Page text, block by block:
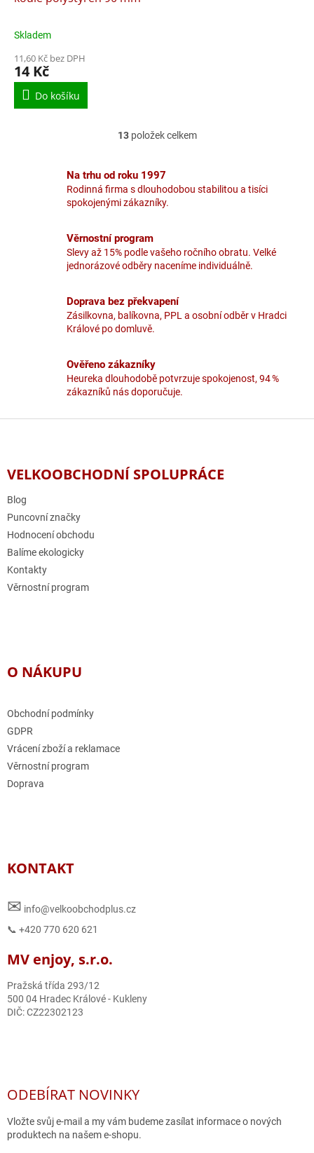
Průměrné
produktu
je
5,0
Skladem
11,60 Kč bez DPH
14 Kč
Do košíku
O
l
á
d
a
p
r
v
y
v
u
13položek celkem
Na trhu od roku 1997
Rodinná firma s dlouhodobou stabilitou a tisíci
spokojenými zákazníky.
Věrnostní program
Slevy až 15% podle vašeho ročního obratu. Velké
jednorázové odběry naceníme individuálně.
Doprava bez překvapení
Zásilkovna, balíkovna, PPL a osobní odběr v Hradci
Králové po domluvě.
Ověřeno zákazníky
Heureka dlouhodobě potvrzuje spokojenost, 94 %
zákazníků nás doporučuje.
Z
VELKOOBCHODNÍ SPOLUPRÁCE
Blog
Puncovní značky
Hodnocení obchodu
Balíme ekologicky
Kontakty
Věrnostní program
O NÁKUPU
Obchodní podmínky
GDPR
Vrácení zboží a reklamace
Věrnostní program
Doprava
KONTAKT
✉ info@velkoobchodplus.cz
📞 +420 770 620 621
MV enjoy, s.r.o.
Pražská třída 293/12
500 04 Hradec Králové - Kukleny
DIČ: CZ22302123
ODEBÍRAT NOVINKY
Vložte svůj e-mail a my vám budeme zasílat informace o nových
produktech na našem e-shopu.